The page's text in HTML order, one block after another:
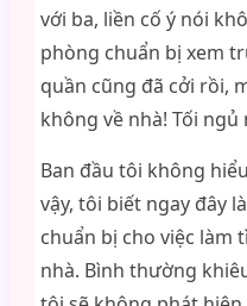
với ba, liền cố ý nói
phòng chuẩn bị xem
quần cũng đã cởi rồi,
không về nhà! Tối
Ban đầu tôi không
vậy, tôi biết ngay đây
chuẩn bị cho việc làm
nhà. Bình thường